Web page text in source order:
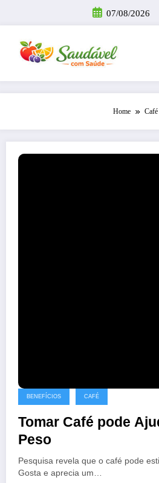
o
conteúdo
07/08/2026
Home Café
BENEFÍCIOS CAFÉ
Tomar Café pode
Peso
Pesquisa revela que o café pode
Gosta e aprecia um…